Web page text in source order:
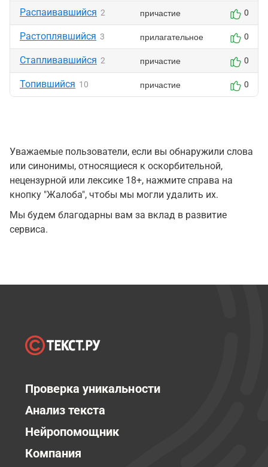
Распаивавшийся 2 причастие 0
Растоплявшийся 3 прилагательное 0
Стапливавшийся 2 причастие 0
Топившийся 10 причастие 0
Уважаемые пользователи, если вы обнаружили слова
или синонимы, относящиеся к оскорбительной,
нецензурной или лексике 18+, нажмите справа на
кнопку "Жалоба", чтобы мы могли удалить их.
Мы будем благодарны вам за вклад в развитие
сервиса.
Проверка уникальности
Анализ текста
Нейропомощник
Компания